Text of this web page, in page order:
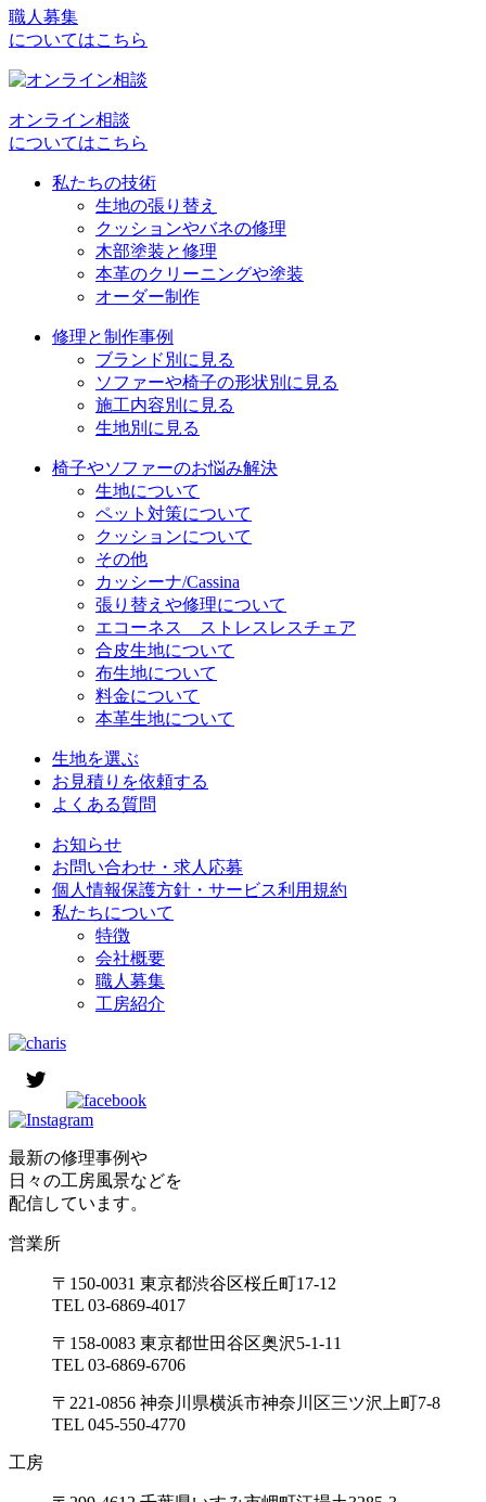
ビ
ゲ
ー
シ
ョ
職人募集
についてはこちら
オンライン相談
についてはこちら
私たちの技術
生地の張り替え
クッションやバネの修理
木部塗装と修理
本革のクリーニングや塗装
オーダー制作
修理と制作事例
ブランド別に見る
ソファーや椅子の形状別に見る
施工内容別に見る
生地別に見る
椅子やソファーのお悩み解決
生地について
ペット対策について
クッションについて
その他
カッシーナ/Cassina
張り替えや修理について
エコーネス ストレスレスチェア
合皮生地について
布生地について
料金について
本革生地について
生地を選ぶ
お見積りを依頼する
よくある質問
お知らせ
お問い合わせ・求人応募
個人情報保護方針・サービス利用規約
私たちについて
特徴
会社概要
職人募集
工房紹介
最新の修理事例や
日々の工房風景などを
配信しています。
営業所
〒150-0031 東京都渋谷区桜丘町17-12
TEL 03-6869-4017
〒158-0083 東京都世田谷区奥沢5-1-11
TEL 03-6869-6706
〒221-0856 神奈川県横浜市神奈川区三ツ沢上町7-8
TEL 045-550-4770
工房